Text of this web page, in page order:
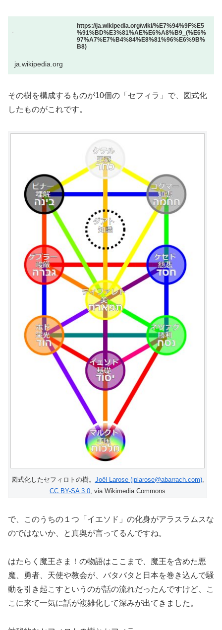
https://ja.wikipedia.org/wiki/%E7%94%9F%E5
%91%BD%E3%81%AE%E6%A8%B9_(%E6%
97%A7%E7%B4%84%E8%81%96%E6%9B%
B8)
ja.wikipedia.org
その樹を構成するものが10個の「セフィラ」で、図式化
したものがこれです。
図式化したセフィロトの樹。 Joël Larose (jplarose@abarrach.com),
CC BY-SA 3.0, via Wikimedia Commons
で、このうちの１つ「イエソド」の化身がアラスラムスな
のではないか、と真奥が言ってるんですね。
はたらく魔王さま！の物語はここまで、魔王を含めた悪
魔、勇者、天使や教会が、バタバタと日本を巻き込んで騒
動を引き起こすというのが話の流れだったんですけど、こ
こに来て一気に話が複雑化して深みが出てきました。